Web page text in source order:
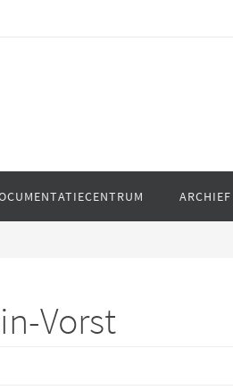
ARCHIEF
Vorst